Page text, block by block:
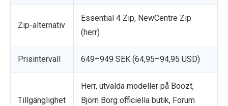
Zip-alternativ
Essential 4 Zip, NewCentre Zip
(herr)
Prisintervall 649–949 SEK (64,95–94,95 USD)
Tillgänglighet
Herr, utvalda modeller på Boozt,
Björn Borg officiella butik, Forum